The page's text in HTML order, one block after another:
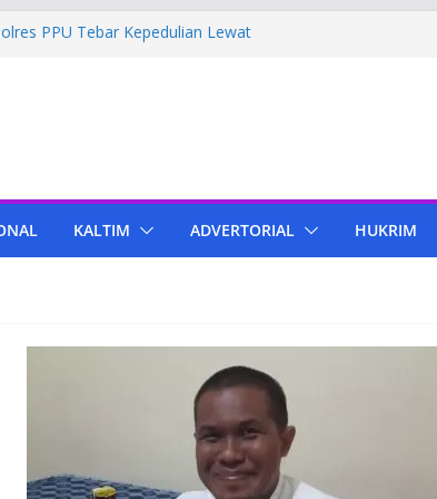
PPU Tebar Kepedulian Lewat
Cepu
di KIPP Karena Jual Air Mineral
Bupati PPU Dukung
Lampu, Polres PPU Ringkus Pria
KALTIM ADVERTORIAL HUKRIM